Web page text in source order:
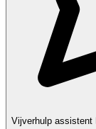
Vijverhulp assistent